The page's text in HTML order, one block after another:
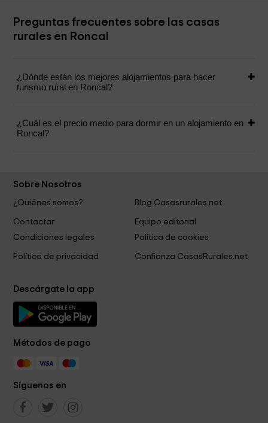
Preguntas frecuentes sobre las casas
rurales en Roncal
¿Dónde están los mejores alojamientos para hacer
turismo rural en Roncal?
¿Cuál es el precio medio para dormir en un alojamiento en
Roncal?
Sobre Nosotros
¿Quiénes somos?
Blog Casasrurales.net
Contactar
Equipo editorial
Condiciones legales
Política de cookies
Política de privacidad Confianza CasasRurales.net
Descárgate la app
Métodos de pago
Síguenos en